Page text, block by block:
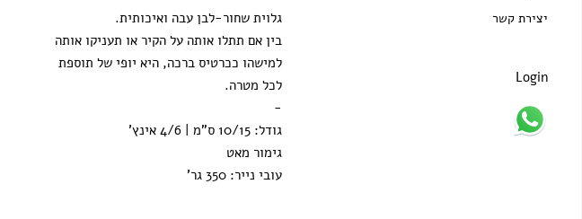
יצירת קשר
Login
גלוית שחור-לבן עבה ואיכותית.
בין אם תתלו אותה על הקיר או תעניקו אותה
למישהו ככרטיס ברכה, היא יופי של תוספת
לכל מטרה.
-
גודל: 10/15 ס"מ | 4/6 אינץ'
גימור מאט
עובי נייר: 350 גר'